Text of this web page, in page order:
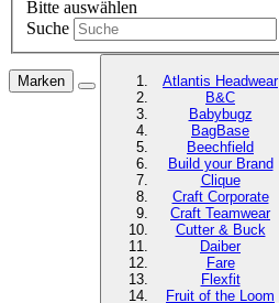
Bitte auswählen
Suche
Marken
Atlantis Headwear
B&C
Babybugz
BagBase
Beechfield
Build your Brand
Clique
Craft Corporate
Craft Teamwear
Cutter & Buck
Daiber
Fare
Flexfit
Fruit of the Loom